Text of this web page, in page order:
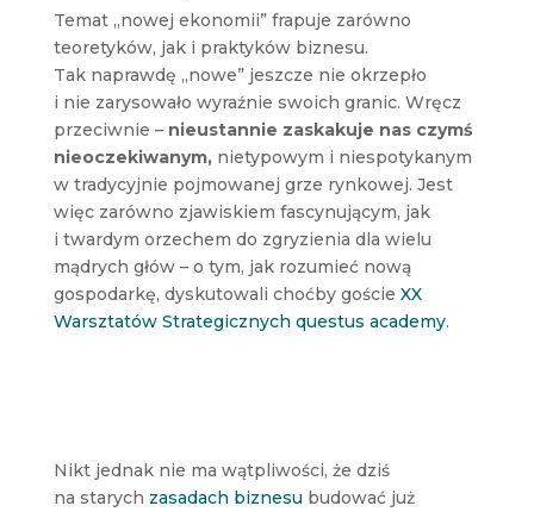
Temat „nowej ekonomii” frapuje zarówno
teoretyków, jak i praktyków biznesu.
Tak naprawdę „nowe” jeszcze nie okrzepło
i nie zarysowało wyraźnie swoich granic. Wręcz
przeciwnie – nieustannie zaskakuje nas czymś
nieoczekiwanym,nietypowym i niespotykanym
w tradycyjnie pojmowanej grze rynkowej. Jest
więc zarówno zjawiskiem fascynującym, jak
i twardym orzechem do zgryzienia dla wielu
mądrych głów – o tym, jak rozumieć nową
gospodarkę, dyskutowali choćby goście XX
Warsztatów Strategicznych questus academy.
Nikt jednak nie ma wątpliwości, że dziś
na starych zasadach biznesu budować już